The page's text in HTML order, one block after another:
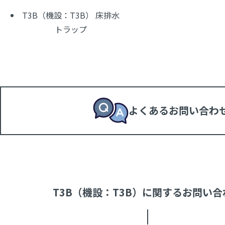
T3B（機設：T3B） 床排水
トラップ
よくあるお問い合わ
T3B（機設：T3B）に関するお問い